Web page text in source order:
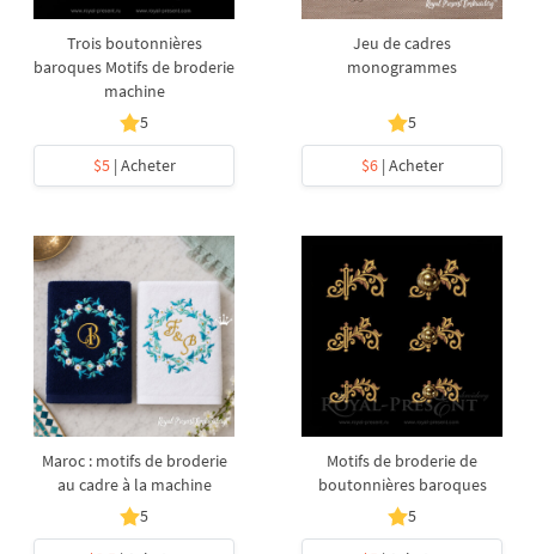
Trois boutonnières
baroques Motifs de broderie
machine
5
$5| Acheter
Jeu de cadres
monogrammes
5
$6| Acheter
Maroc : motifs de broderie
au cadre à la machine
5
Motifs de broderie de
boutonnières baroques
5